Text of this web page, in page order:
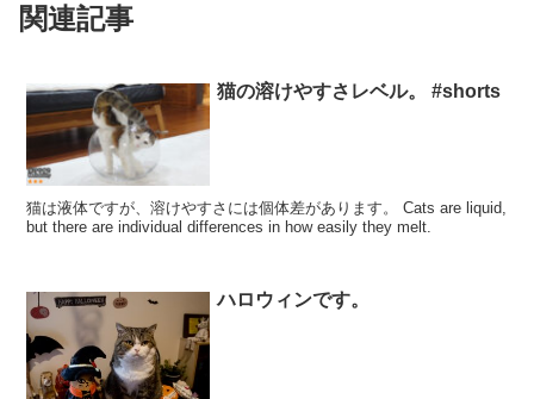
関連記事
猫の溶けやすさレベル。 #shorts
猫は液体ですが、溶けやすさには個体差があります。 Cats are liquid,
but there are individual differences in how easily they melt.
ハロウィンです。